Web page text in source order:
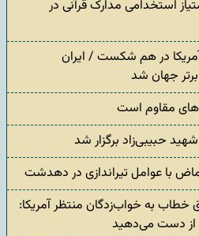
استخدامی مدارک قرآنی در
در هم شکست / ایران
جهان شد
مقاوم است
حبیبی‌زاد برگزار شد
با عوامل تیراندازی در دهدشت
به خواب‌زدگان منتظر آمریکا:
از دست می‌دهید